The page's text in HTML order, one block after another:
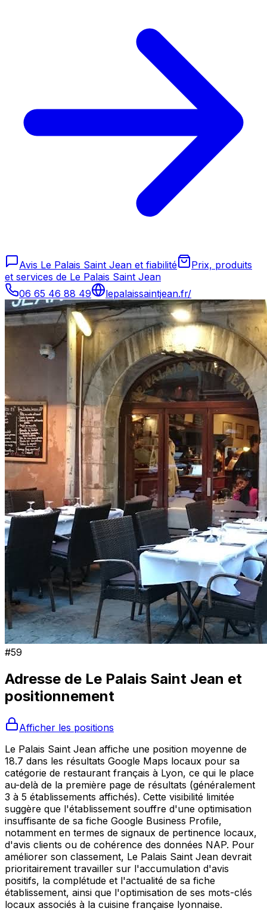
Avis Le Palais Saint Jean et fiabilité
Prix, produits
et services de Le Palais Saint Jean
06 65 46 88 49
lepalaissaintjean.fr/
#59
Adresse de Le Palais Saint Jean et
positionnement
Afficher les positions
Le Palais Saint Jean affiche une position moyenne de
18.7 dans les résultats Google Maps locaux pour sa
catégorie de restaurant français à Lyon, ce qui le place
au-delà de la première page de résultats (généralement
3 à 5 établissements affichés). Cette visibilité limitée
suggère que l'établissement souffre d'une optimisation
insuffisante de sa fiche Google Business Profile,
notamment en termes de signaux de pertinence locaux,
d'avis clients ou de cohérence des données NAP. Pour
améliorer son classement, Le Palais Saint Jean devrait
prioritairement travailler sur l'accumulation d'avis
positifs, la complétude et l'actualité de sa fiche
établissement, ainsi que l'optimisation de ses mots-clés
locaux associés à la cuisine française lyonnaise.